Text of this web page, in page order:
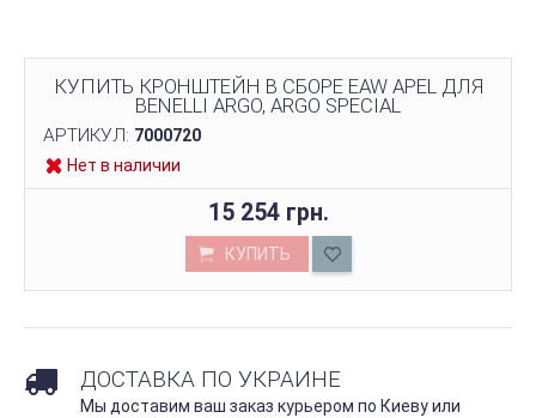
КУПИТЬ КРОНШТЕЙН В СБОРЕ EAW APEL ДЛЯ
BENELLI ARGO, ARGO SPECIAL
АРТИКУЛ: 7000720
Нет в наличии
15 254 грн.
КУПИТЬ
ДОСТАВКА ПО УКРАИНЕ
Мы доставим ваш заказ курьером по Киеву или